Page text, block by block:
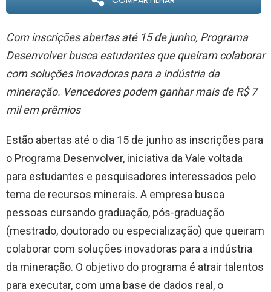
Com inscrições abertas até 15 de junho, Programa
Desenvolver busca estudantes que queiram colaborar
com soluções inovadoras para a indústria da
mineração. Vencedores podem ganhar mais de R$ 7
mil em prêmios
Estão abertas até o dia 15 de junho as inscrições para
o Programa Desenvolver, iniciativa da Vale voltada
para estudantes e pesquisadores interessados pelo
tema de recursos minerais. A empresa busca
pessoas cursando graduação, pós-graduação
(mestrado, doutorado ou especialização) que queiram
colaborar com soluções inovadoras para a indústria
da mineração. O objetivo do programa é atrair talentos
para executar, com uma base de dados real, o